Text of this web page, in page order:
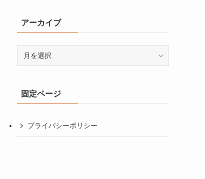
アーカイブ
ブ固定ページ
プライバシーポリシー